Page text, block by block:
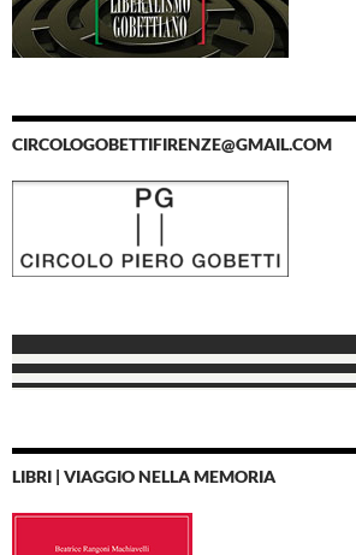
CIRCOLOGOBETTIFIRENZE@GMAIL.COM
LIBRI | VIAGGIO NELLA MEMORIA